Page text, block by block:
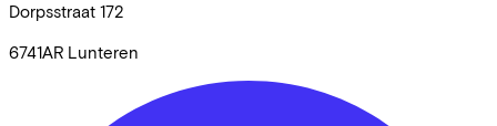
Dorpsstraat 172
6741AR Lunteren